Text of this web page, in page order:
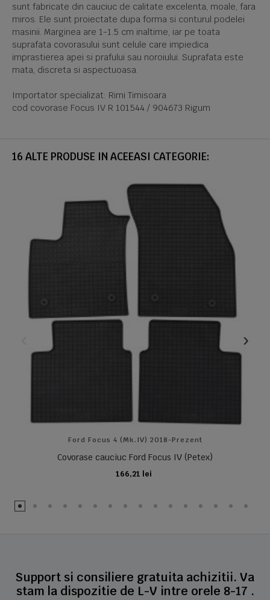
sunt fabricate din cauciuc de calitate excelenta, moale, fara
miros. Ele sunt proiectate dupa forma si conturul podelei
masinii. Marginea are 1-1.5 cm inaltime, iar pe toata
suprafata covorasului sunt celule care impiedica
imprastierea apei si prafului sau noroiului. Suprafata este
mata, discreta si aspectuoasa.
Importator specializat: Rimi Timisoara
cod covorase Focus IV R 101544 / 904673 Rigum
16 ALTE PRODUSE IN ACEEASI CATEGORIE:
Ford Focus 4 (Mk.IV) 2018-Prezent
Covorase cauciuc Ford Focus IV (Petex)
166,21 lei
ADAUGA IN COS
Support si consiliere gratuita achizitii. Va
stam la dispozitie de L-V intre orele 8-17 .